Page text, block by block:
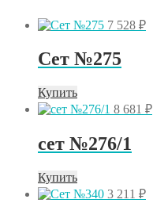
7 528 ₽
Сет №275
Купить
8 681 ₽
сет №276/1
Купить
3 211 ₽